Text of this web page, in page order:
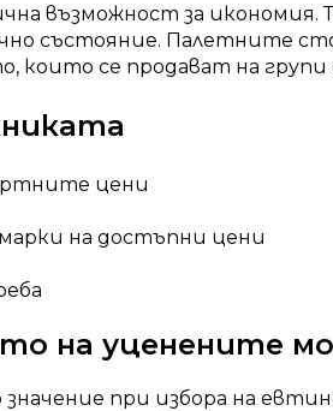
възможност за икономия.
състояние. Палетните
които се продават на
цени
на достъпни цени
на уценените
при избора на